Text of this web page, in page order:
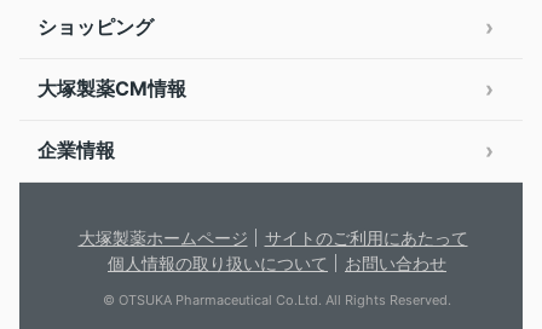
ショッピング
大塚製薬CM情報
企業情報
大塚製薬ホームページ
サイトのご利用にあたって
個人情報の取り扱いについて
お問い合わせ
© OTSUKA Pharmaceutical Co.Ltd. All Rights Reserved.